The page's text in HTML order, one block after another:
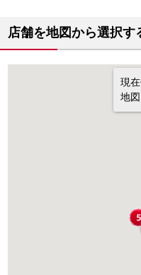
店舗を地図から選択す
現
地